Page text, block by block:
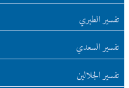
تفسير الطبري
تفسير السعدي
تفسير الجلالين